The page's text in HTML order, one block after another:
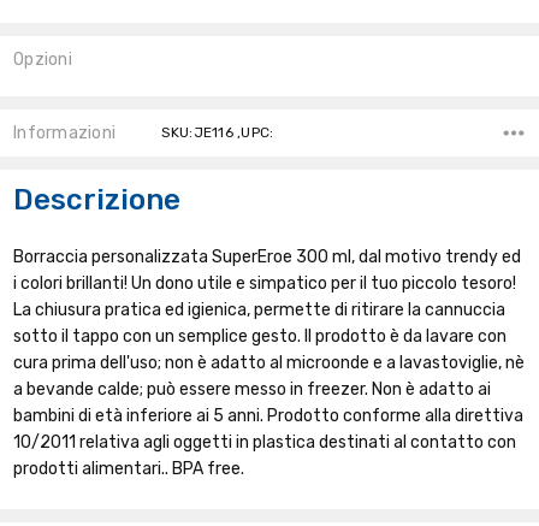
Opzioni
Attuale:
Informazioni SKU:JE116 ,UPC:
Descrizione
Borraccia personalizzata SuperEroe 300 ml, dal motivo trendy ed
i colori brillanti! Un dono utile e simpatico per il tuo piccolo tesoro!
La chiusura pratica ed igienica, permette di ritirare la cannuccia
sotto il tappo con un semplice gesto. Il prodotto è da lavare con
cura prima dell'uso; non è adatto al microonde e a lavastoviglie, nè
a bevande calde; può essere messo in freezer. Non è adatto ai
bambini di età inferiore ai 5 anni. Prodotto conforme alla direttiva
10/2011 relativa agli oggetti in plastica destinati al contatto con
prodotti alimentari.. BPA free.